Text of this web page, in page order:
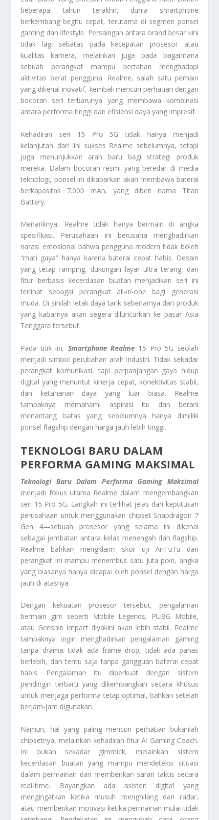
beberapa tahun terakhir, dunia smartphone
berkembang begitu cepat, terutama di segmen ponsel
gaming dan lifestyle. Persaingan antara brand besar kini
tidak lagi sebatas pada kecepatan prosesor atau
kualitas kamera, melainkan juga pada bagaimana
sebuah perangkat mampu bertahan menghadapi
aktivitas berat pengguna. Realme, salah satu pemain
yang dikenal inovatif, kembali mencuri perhatian dengan
bocoran seri terbarunya yang membawa kombinasi
antara performa tinggi dan efisiensi daya yang impresif.
Kehadiran seri 15 Pro 5G tidak hanya menjadi
kelanjutan dari lini sukses Realme sebelumnya, tetapi
juga menunjukkan arah baru bagi strategi produk
mereka. Dalam bocoran resmi yang beredar di media
teknologi, ponsel ini dikabarkan akan membawa baterai
berkapasitas 7.000 mAh, yang diberi nama Titan
Battery.
Menariknya, Realme tidak hanya bermain di angka
spesifikasi. Perusahaan ini berusaha menghadirkan
narasi emosional bahwa pengguna modern tidak boleh
“mati gaya” hanya karena baterai cepat habis. Desain
yang tetap ramping, dukungan layar ultra terang, dan
fitur berbasis kecerdasan buatan menjadikan seri ini
terlihat sebagai perangkat all-in-one bagi generasi
muda. Di sinilah letak daya tarik sebenarnya dari produk
yang kabarnya akan segera diluncurkan ke pasar Asia
Tenggara tersebut.
Pada titik ini, Smartphone Realme 15 Pro 5G seolah
menjadi simbol perubahan arah industri. Tidak sekadar
perangkat komunikasi, tapi perpanjangan gaya hidup
digital yang menuntut kinerja cepat, konektivitas stabil,
dan ketahanan daya yang luar biasa. Realme
tampaknya memahami aspirasi itu dan berani
menantang batas yang sebelumnya hanya dimiliki
ponsel flagship dengan harga jauh lebih tinggi.
TEKNOLOGI BARU DALAM
PERFORMA GAMING MAKSIMAL
Teknologi Baru Dalam Performa Gaming Maksimal
menjadi fokus utama Realme dalam mengembangkan
seri 15 Pro 5G. Langkah ini terlihat jelas dari keputusan
perusahaan untuk menggunakan chipset Snapdragon 7
Gen 4—sebuah prosesor yang selama ini dikenal
sebagai jembatan antara kelas menengah dan flagship.
Realme bahkan mengklaim skor uji AnTuTu dari
perangkat ini mampu menembus satu juta poin, angka
yang biasanya hanya dicapai oleh ponsel dengan harga
jauh di atasnya.
Dengan kekuatan prosesor tersebut, pengalaman
bermain gim seperti Mobile Legends, PUBG Mobile,
atau Genshin Impact diyakini akan lebih stabil. Realme
tampaknya ingin menghadirkan pengalaman gaming
tanpa drama: tidak ada frame drop, tidak ada panas
berlebih, dan tentu saja tanpa gangguan baterai cepat
habis. Pengalaman itu diperkuat dengan sistem
pendingin terbaru yang dikembangkan secara khusus
untuk menjaga performa tetap optimal, bahkan setelah
berjam-jam digunakan.
Namun, hal yang paling mencuri perhatian bukanlah
chipsetnya, melainkan kehadiran fitur AI Gaming Coach.
Ini bukan sekadar gimmick, melainkan sistem
kecerdasan buatan yang mampu mendeteksi situasi
dalam permainan dan memberikan saran taktis secara
real-time. Bayangkan ada asisten digital yang
mengingatkan ketika musuh menghilang dari radar,
atau memberikan motivasi ketika permainan mulai tidak